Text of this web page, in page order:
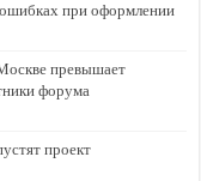
при оформлении
превышает
форума
проект